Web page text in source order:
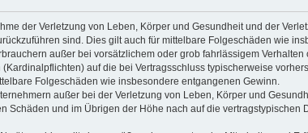
der Verletzung von Leben, Körper und Gesundheit und der
sind. Dies gilt auch für mittelbare Folgeschäden wie
außer bei vorsätzlichem oder grob fahrlässigem
auf die bei Vertragsschluss typischerweise
Folgeschäden wie insbesondere entgangenen Gewinn.
außer bei der Verletzung von Leben, Körper und
Schäden und im Übrigen der Höhe nach auf die